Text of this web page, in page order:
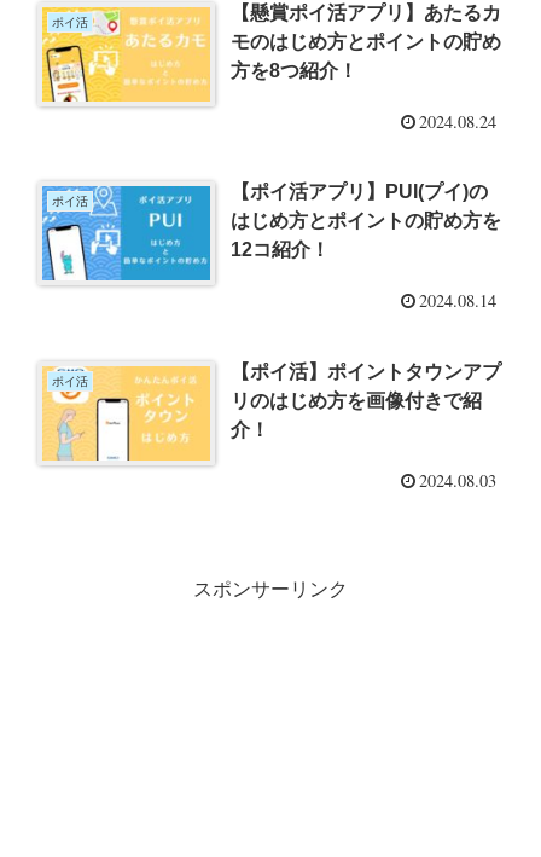
ポイ活
【懸賞ポイ活アプリ】あたるカ
モのはじめ方とポイントの貯め
方を8つ紹介！
2024.08.24
ポイ活
【ポイ活アプリ】PUI(プイ)の
はじめ方とポイントの貯め方を
12コ紹介！
2024.08.14
ポイ活
【ポイ活】ポイントタウンアプ
リのはじめ方を画像付きで紹
介！
2024.08.03
スポンサーリンク